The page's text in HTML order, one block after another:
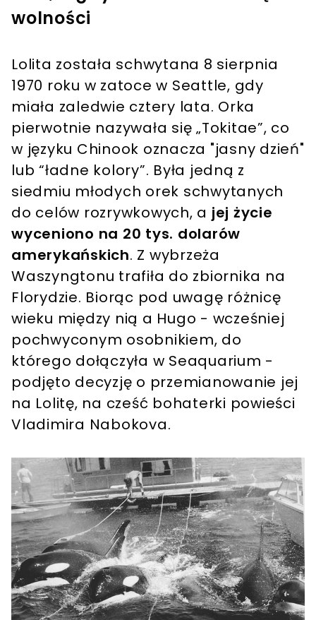
wolności
Lolita została schwytana 8 sierpnia
1970 roku w zatoce w Seattle, gdy
miała zaledwie cztery lata. Orka
pierwotnie nazywała się „Tokitae”, co
w języku Chinook oznacza "jasny dzień"
lub “ładne kolory”. Była jedną z
siedmiu młodych orek schwytanych
do celów rozrywkowych, a jej życie
wyceniono na 20 tys. dolarów
amerykańskich. Z wybrzeża
Waszyngtonu trafiła do zbiornika na
Florydzie. Biorąc pod uwagę różnicę
wieku między nią a Hugo - wcześniej
pochwyconym osobnikiem, do
którego dołączyła w Seaquarium -
podjęto decyzję o przemianowanie jej
na Lolitę, na cześć bohaterki powieści
Vladimira Nabokova.